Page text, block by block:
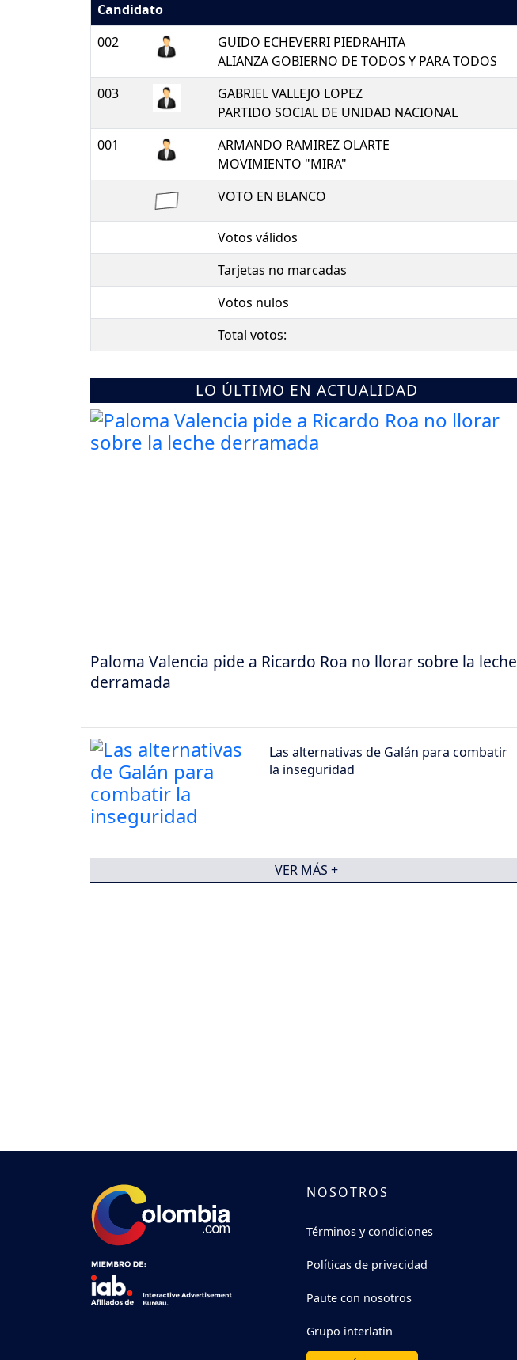
Candidato
002
GUIDO ECHEVERRI PIEDRAHITA
ALIANZA GOBIERNO DE TODOS Y PARA TODOS
003
GABRIEL VALLEJO LOPEZ
PARTIDO SOCIAL DE UNIDAD NACIONAL
001
ARMANDO RAMIREZ OLARTE
MOVIMIENTO "MIRA"
VOTO EN BLANCO
Votos válidos
Tarjetas no marcadas
Votos nulos
Total votos:
LO ÚLTIMO EN ACTUALIDAD
Paloma Valencia pide a Ricardo Roa no llorar sobre la leche
derramada
Las alternativas de Galán para combatir
la inseguridad
VER MÁS +
NOSOTROS
Términos y condiciones
Políticas de privacidad
Paute con nosotros
Grupo interlatin